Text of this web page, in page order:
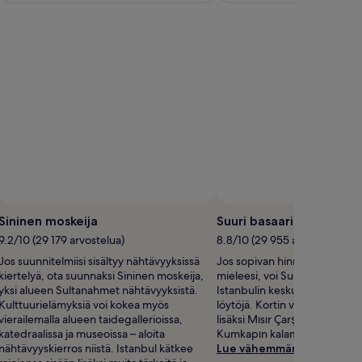
moskeija
10 (29 179 arvostelua)
suunnitelmiisi sisältyy nähtävyyksissä
kiertelyä, ota suunnaksi Sininen moskeija,
alueen Sultanahmet nähtävyyksistä.
Kulttuurielämyksiä voi kokea myös
alueen taidegallerioissa,
katedraalissa ja museoissa – aloita
nähtävyyskierros niistä. Istanbul kätkee
Suuri basaari
8.8/10 (29 955 arvostelua)
Jos sopivan hinnan
mieleesi, voi Suuri basaari
Istanbulin keskusta tarjota
löytöjä. Kortin
lisäksi Mısır Çarşısı -
Kumkapın kalamarkkinat ja
Lue vähemmän